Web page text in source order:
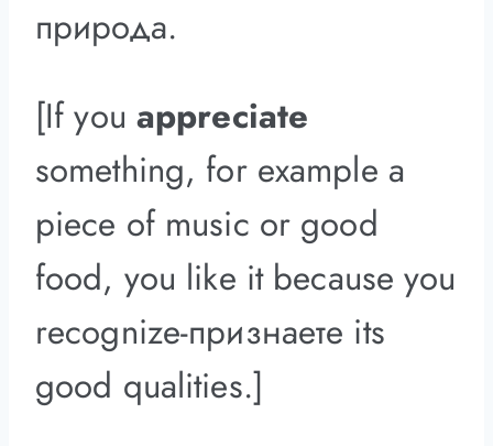
природа.
[If you appreciate
something, for example a
piece of music or good
food, you like it because you
recognize-признаете its
good qualities.]